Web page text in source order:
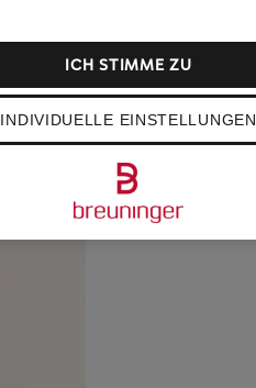
INDIVIDUELLE EINSTELLUNGEN
ICH STIMME ZU